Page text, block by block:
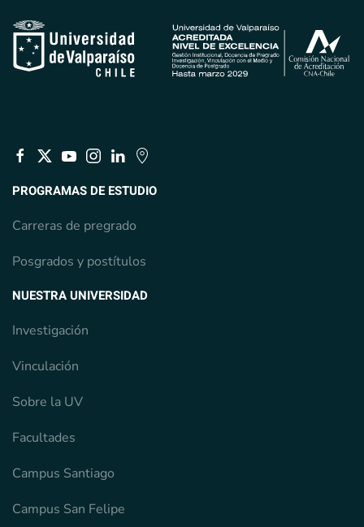
PROGRAMAS DE ESTUDIO
Carreras de pregrado
Posgrados y postítulos
NUESTRA UNIVERSIDAD
Investigación
Vinculación
Sobre la UV
Facultades
Campus Santiago
Campus San Felipe